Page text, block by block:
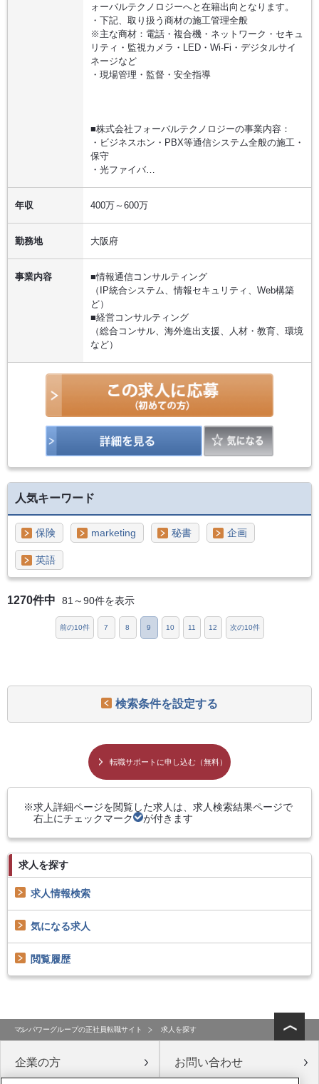
ォーバルテクノロジーへと在籍出向となります。
・下記、取り扱う商材の施工管理全般
※主な商材：電話・複合機・ネットワーク・セキュ
リティ・監視カメラ・LED・Wi-Fi・デジタルサイ
ネージなど
・現場管理・監督・安全指導
■株式会社フォーバルテクノロジーの事業内容：
・ビジネスホン・PBX等通信システム全般の施工・
保守
・光ファイバ…
年収 400万～600万
勤務地 大阪府
事業内容
■情報通信コンサルティング
（IP統合システム、情報セキュリティ、Web構築
ど）
■経営コンサルティング
（総合コンサル、海外進出支援、人材・教育、環境
など）
人気キーワード
保険 marketing 秘書 企画
英語
1270件中 81～90件を表示
前の10件 7 8 9 10 11 12 次の10件
検索条件を設定する
転職サポートに申し込む（無料）
求人詳細ページを閲覧した求人は、求人検索結果ページで
右上にチェックマーク
が付きます
求人を探す
求人情報検索
気になる求人
閲覧履歴
マンパワーグループの正社員転職サイト 求人を探す
企業の方 お問い合わせ